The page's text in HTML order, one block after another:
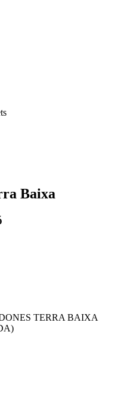
Baixa
TERRA BAIXA